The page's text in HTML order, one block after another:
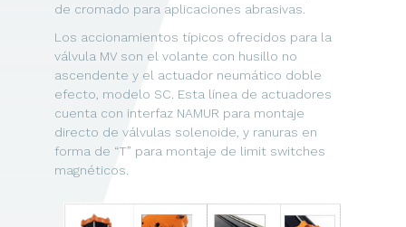
de cromado para aplicaciones abrasivas.
Los accionamientos típicos ofrecidos para la
válvula MV son el volante con husillo no
ascendente y el actuador neumático doble
efecto, modelo SC. Esta línea de actuadores
cuenta con interfaz NAMUR para montaje
directo de válvulas solenoide, y ranuras en
forma de “T” para montaje de limit switches
magnéticos.